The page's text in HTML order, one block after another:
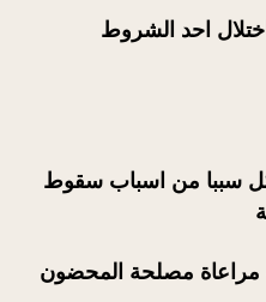
احد الشروط
سببا من اسباب سقوط
مراعاة مصلحة المحضون